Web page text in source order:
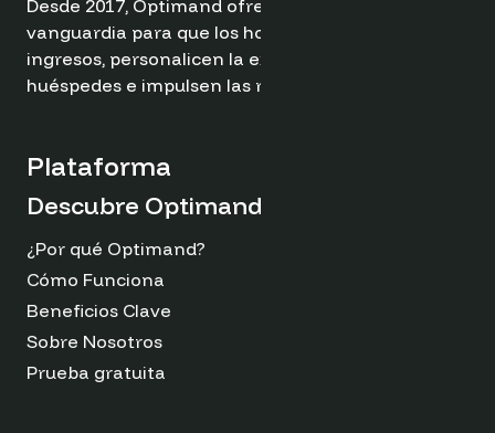
Desde 2017, Optimand ofrece soluciones de
vanguardia para que los hoteles optimicen sus
ingresos, personalicen la experiencia de los
huéspedes e impulsen las reservas directas.
Plataforma
Descubre Optimand
¿Por qué Optimand?
Cómo Funciona
Beneficios Clave
Sobre Nosotros
Prueba gratuita